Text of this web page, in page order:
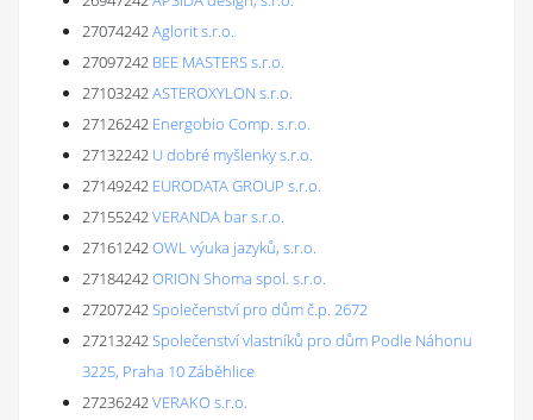
27074242Aglorit s.r.o.
27097242 BEE MASTERS s.r.o.
27103242ASTEROXYLON s.r.o.
27126242 Energobio Comp. s.r.o.
27132242 U dobré myšlenky s.r.o.
27149242 EURODATA GROUP s.r.o.
27155242VERANDA bar s.r.o.
27161242OWL výuka jazyků, s.r.o.
27184242ORION Shoma spol. s.r.o.
27207242Společenství pro dům č.p. 2672
27213242Společenství vlastníků pro dům Podle Náhonu
3225, Praha 10 Záběhlice
27236242VERAKO s.r.o.